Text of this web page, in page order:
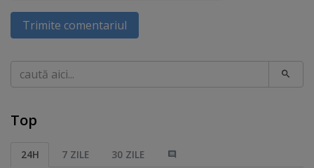
Trimite comentariul
Caută
Top
24H 7 ZILE 30 ZILE